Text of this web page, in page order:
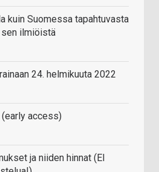
kuin Suomessa tapahtuvasta
sen ilmiöistä
24. helmikuuta 2022
access)
ja niiden hinnat (EI